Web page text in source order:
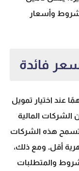
وأسعار
فائدة
عند اختيار تمويل
المالية
تسمح هذه الشركات
أقل. ومع ذلك،
والمتطلبات